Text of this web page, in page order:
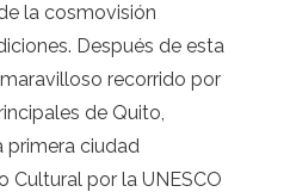
la cosmovisión
Después de esta
recorrido por
de Quito,
primera ciudad
Cultural por la UNESCO